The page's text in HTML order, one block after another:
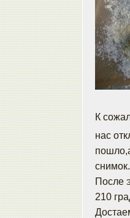
К
нас
снимок.
После
210